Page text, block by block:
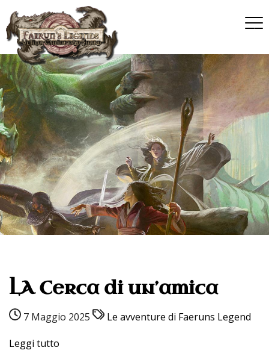
LA Cerca di un’amica
7 Maggio 2025
Le avventure di Faeruns Legend
Leggi tutto